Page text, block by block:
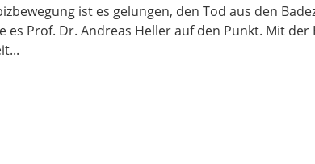
ist es gelungen, den Tod aus den
Prof. Dr. Andreas Heller auf den Punkt. Mit der